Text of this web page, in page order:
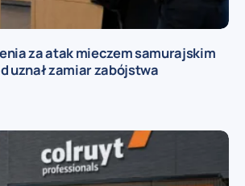
za atak mieczem samurajskim
uznał zamiar zabójstwa